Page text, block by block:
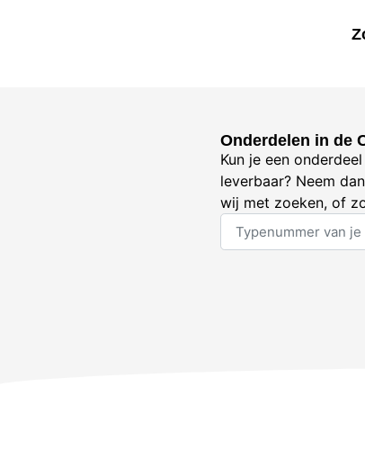
Onderdelen in de
Kun je een
leverbaar? Neem
wij met zoeken, of